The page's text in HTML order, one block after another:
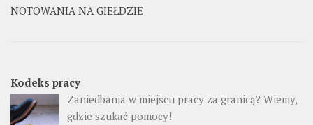
NOTOWANIA NA GIEŁDZIE
Kodeks pracy
Zaniedbania w miejscu pracy za granicą? Wiemy,
gdzie szukać pomocy!